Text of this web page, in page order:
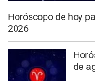
Horóscopo de hoy
2026
de